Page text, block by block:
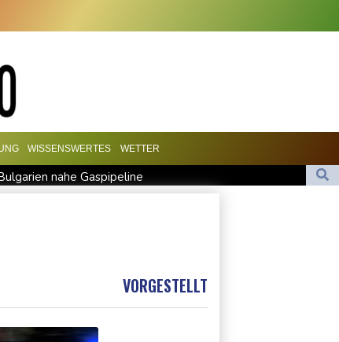
WISSENSWERTES WETTER
nahe Gaspipeline
gesichtet
VORGESTELLT